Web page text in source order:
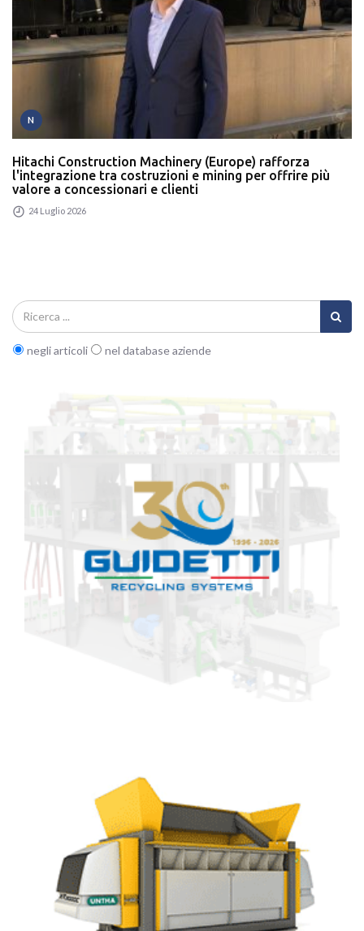
N
Hitachi Construction Machinery (Europe) rafforza
l'integrazione tra costruzioni e mining per offrire più
valore a concessionari e clienti
24 Luglio 2026
negli articoli nel database aziende